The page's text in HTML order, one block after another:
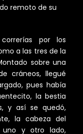
remoto de su
por los
a las tres de la
sobre una
cráneos, llegué
pues había
la bestia
y así se quedó,
la cabeza del
uno y otro lado,